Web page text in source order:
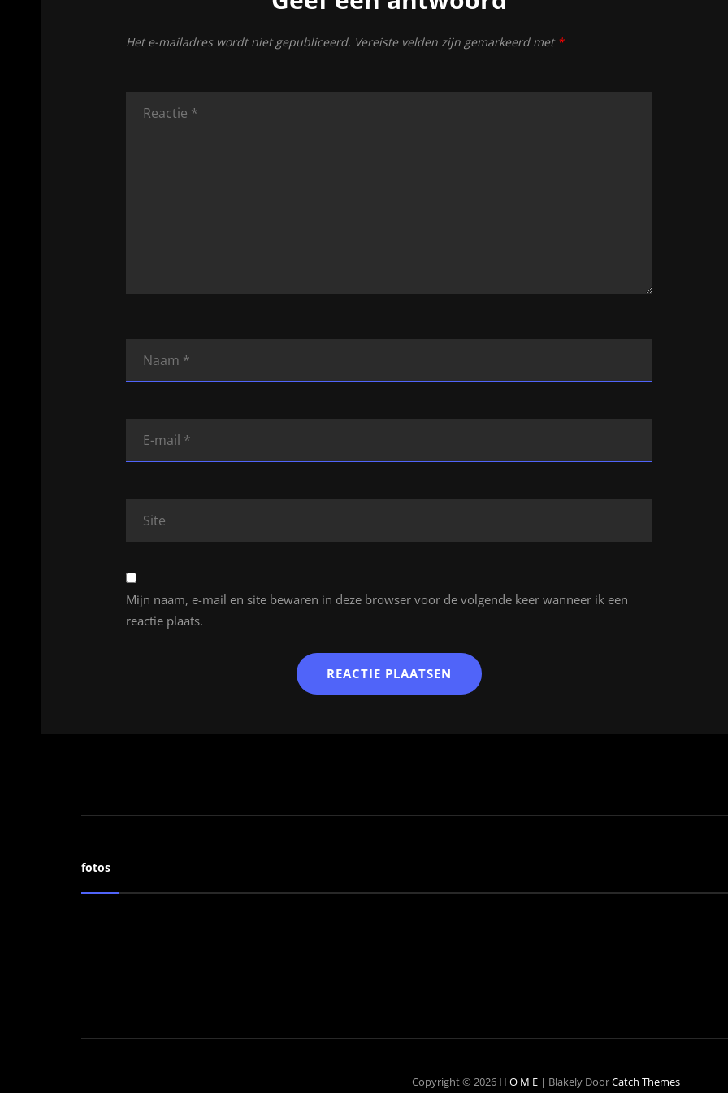
Het e-mailadres wordt niet gepubliceerd. Vereiste velden zijn gemarkeerd met *
Mijn naam, e-mail en site bewaren in deze browser voor de volgende keer wanneer ik een
reactie plaats.
fotos
Copyright © 2026 H O M E | Blakely DoorCatch Themes